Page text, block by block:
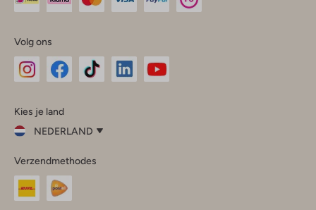
Volg ons
InstagramFacebook
Kies je land
NEDERLAND
je
land
Nederland
Verzendmethodes